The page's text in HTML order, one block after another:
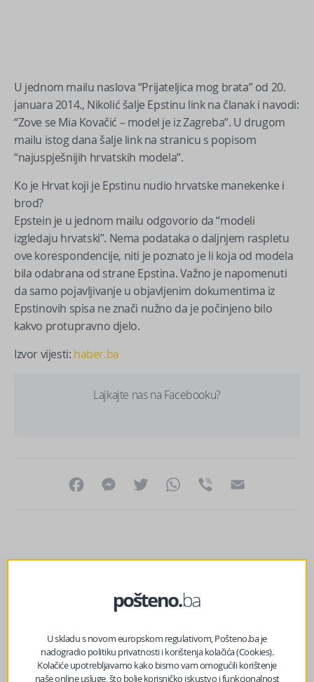
U jednom mailu naslova “Prijateljica mog brata” od 20.
januara 2014., Nikolić šalje Epstinu link na članak i navodi:
“Zove se Mia Kovačić – model je iz Zagreba”. U drugom
mailu istog dana šalje link na stranicu s popisom
“najuspješnijih hrvatskih modela”.
Ko je Hrvat koji je Epstinu nudio hrvatske manekenke i
brod?
Epstein je u jednom mailu odgovorio da “modeli
izgledaju hrvatski”. Nema podataka o daljnjem raspletu
ove korespondencije, niti je poznato je li koja od modela
bila odabrana od strane Epstina. Važno je napomenuti
da samo pojavljivanje u objavljenim dokumentima iz
Epstinovih spisa ne znači nužno da je počinjeno bilo
kakvo protupravno djelo.
Izvor vijesti: haber.ba
Lajkajte nas na Facebooku?
FacebookMessenger
Twitter WhatsApp
Viber
U skladu s novom europskom regulativom, Pošteno.ba je
nadogradio politiku privatnosti i korištenja kolačića (Cookies).
Kolačiće upotrebljavamo kako bismo vam omogućili korištenje
naše online usluge, što bolje korisničko iskustvo i funkcionalnost